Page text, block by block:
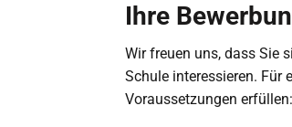
Ihre
Wir freuen uns, dass Sie
Schule interessieren. Für
Voraussetzungen erfüllen: